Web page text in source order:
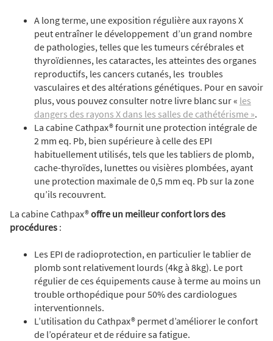
A long terme, une exposition régulière aux rayons X
peut entraîner le développement d’un grand nombre
de pathologies, telles que les tumeurs cérébrales et
thyroïdiennes, les cataractes, les atteintes des organes
reproductifs, les cancers cutanés, les troubles
vasculaires et des altérations génétiques. Pour en savoir
plus, vous pouvez consulter notre livre blanc sur « les
dangers des rayons X dans les salles de cathétérisme ».
La cabine Cathpax® fournit une protection intégrale de
2 mm eq. Pb, bien supérieure à celle des EPI
habituellement utilisés, tels que les tabliers de plomb,
cache-thyroïdes, lunettes ou visières plombées, ayant
une protection maximale de 0,5 mm eq. Pb sur la zone
qu’ils recouvrent.
La cabine Cathpax®offre un meilleur confort lors des
procédures :
Les EPI de radioprotection, en particulier le tablier de
plomb sont relativement lourds (4kg à 8kg). Le port
régulier de ces équipements cause à terme au moins un
trouble orthopédique pour 50% des cardiologues
interventionnels.
L’utilisation du Cathpax® permet d’améliorer le confort
de l’opérateur et de réduire sa fatigue.